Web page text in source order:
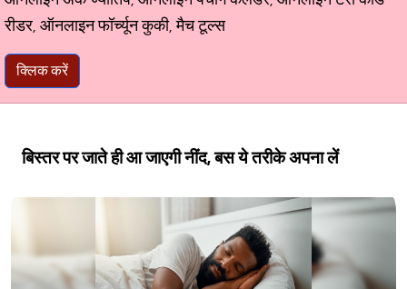
रीडर, ऑनलाइन फॉर्च्यून कुकी, मैच टूल्स
क्लिक करें
बिस्तर पर जाते ही आ जाएगी नींद, बस ये तरीके अपना लें